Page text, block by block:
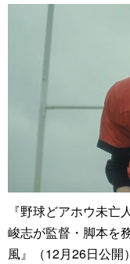
『野球どアホウ未
峻志が監督・脚本を
風』（12月26日公開